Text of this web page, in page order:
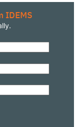
IDEMS